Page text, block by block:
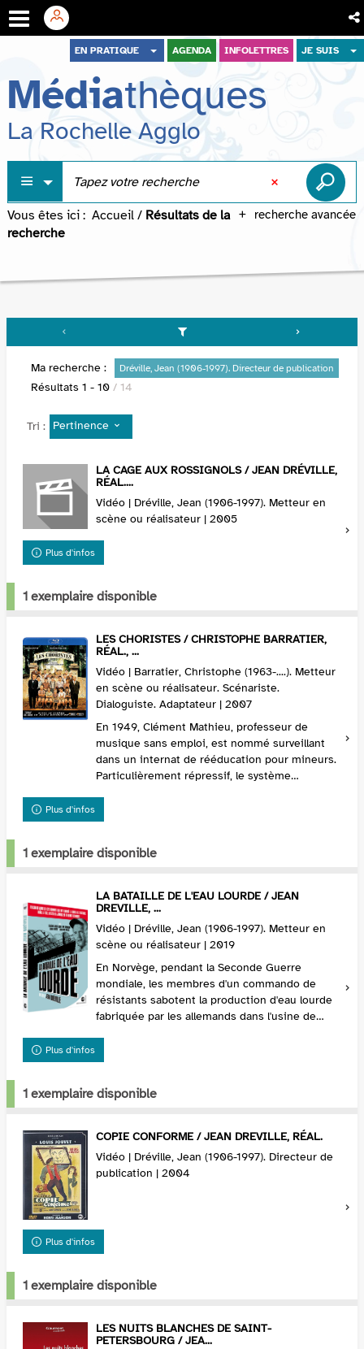
menu
contenu
recherche
EN PRATIQUE AGENDA INFOLETTRES JE SUIS
Médiathèques
La Rochelle Agglo
recherche avancée
Vous êtes ici : Accueil / Résultats de la
recherche
Ma recherche : Dréville, Jean (1906-1997). Directeur de publication
Résultats 1 - 10 / 14
Tri : Pertinence
LA CAGE AUX ROSSIGNOLS / JEAN DRÉVILLE,
RÉAL....
Vidéo | Dréville, Jean (1906-1997). Metteur en
scène ou réalisateur | 2005
Plus d'infos
1 exemplaire disponible
LES CHORISTES / CHRISTOPHE BARRATIER,
RÉAL., ...
Vidéo | Barratier, Christophe (1963-....). Metteur
en scène ou réalisateur. Scénariste.
Dialoguiste. Adaptateur | 2007
En 1949, Clément Mathieu, professeur de
musique sans emploi, est nommé surveillant
dans un internat de rééducation pour mineurs.
Particulièrement répressif, le système
Plus d'infos
1 exemplaire disponible
LA BATAILLE DE L'EAU LOURDE / JEAN
DREVILLE, ...
Vidéo | Dréville, Jean (1906-1997). Metteur en
scène ou réalisateur | 2019
En Norvège, pendant la Seconde Guerre
mondiale, les membres d'un commando de
résistants sabotent la production d'eau lourde
fabriquée par les allemands dans l'usine de
Plus d'infos
1 exemplaire disponible
COPIE CONFORME / JEAN DREVILLE, RÉAL.
Vidéo | Dréville, Jean (1906-1997). Directeur de
publication | 2004
Plus d'infos
1 exemplaire disponible
LES NUITS BLANCHES DE SAINT-
PETERSBOURG / JEA...